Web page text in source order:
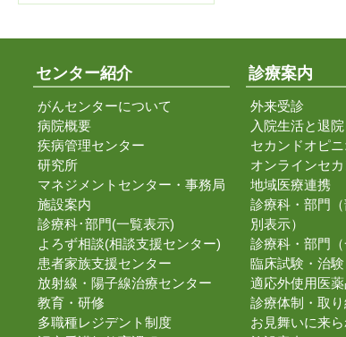
センター紹介
がんセンターについて
病院概要
疾病管理センター
研究所
マネジメントセンター・事務局
施設案内
診療科･部門(一覧表示)
よろず相談(相談支援センター)
患者家族支援センター
放射線・陽子線治療センター
教育・研修
多職種レジデント制度
診療案内
外来受診
入院生活と退院
セカンドオピ
オンラインセ
地域医療連携
診療科・部門
別表示）
診療科・部門（
臨床試験・治験
適応外使用医
診療体制・取
お見舞いに来